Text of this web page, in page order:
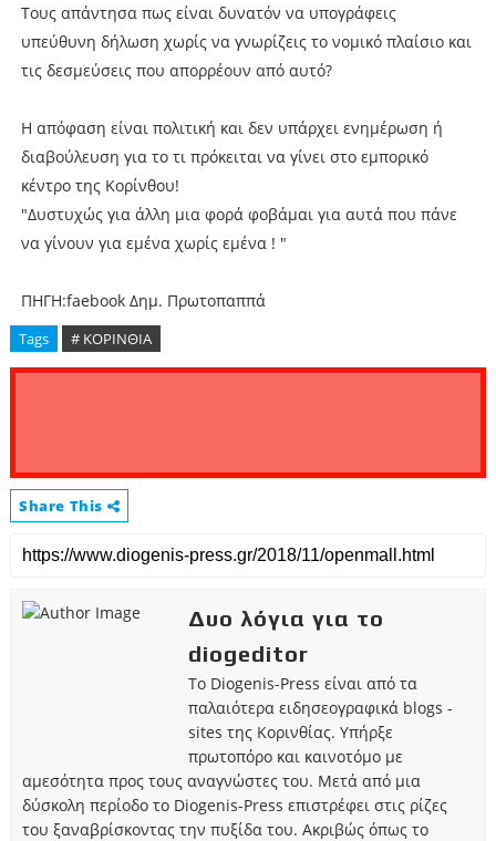
Τους απάντησα πως είναι δυνατόν να υπογράφεις
υπεύθυνη δήλωση χωρίς να γνωρίζεις το νομικό πλαίσιο και
τις δεσμεύσεις που απορρέουν από αυτό?
Η απόφαση είναι πολιτική και δεν υπάρχει ενημέρωση ή
διαβούλευση για το τι πρόκειται να γίνει στο εμπορικό
κέντρο της Κορίνθου!
"Δυστυχώς για άλλη μια φορά φοβάμαι για αυτά που πάνε
να γίνουν για εμένα χωρίς εμένα ! "
ΠΗΓΗ:faebook Δημ. Πρωτοπαππά
Tags # ΚΟΡΙΝΘΙΑ
Share This
Δυο λόγια για το
diogeditor
Το Diogenis-Press είναι από τα
παλαιότερα ειδησεογραφικά blogs -
sites της Κορινθίας. Υπήρξε
πρωτοπόρο και καινοτόμο με
αμεσότητα προς τους αναγνώστες του. Μετά από μια
δύσκολη περίοδο το Diogenis-Press επιστρέφει στις ρίζες
του ξαναβρίσκοντας την πυξίδα του. Ακριβώς όπως το